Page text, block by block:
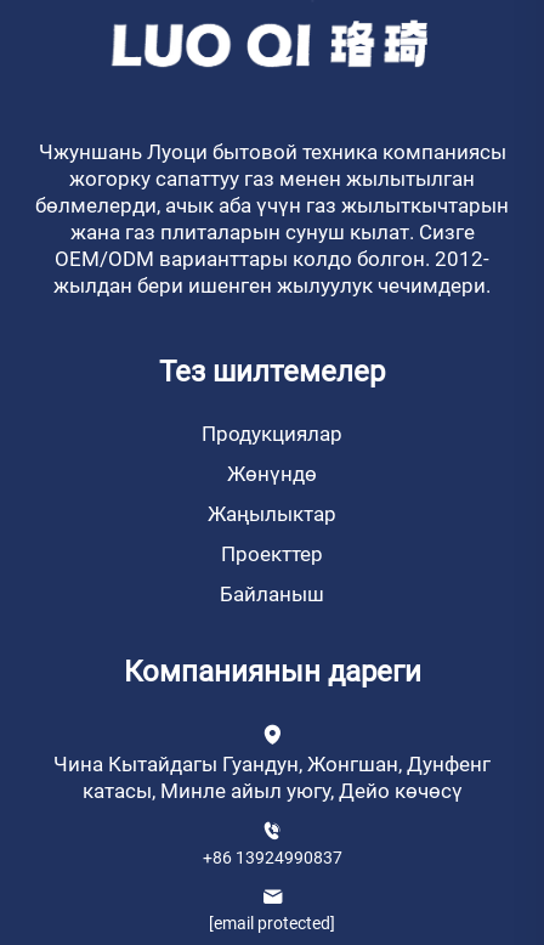
Чжуншань Луоци бытовой техника компаниясы
жогорку сапаттуу газ менен жылытылган
бөлмелерди, ачык аба үчүн газ жылыткычтарын
жана газ плиталарын сунуш кылат. Сизге
OEM/ODM варианттары колдо болгон. 2012-
жылдан бери ишенген жылуулук чечимдери.
Тез шилтемелер
Продукциялар
Жөнүндө
Жаңылыктар
Проекттер
Байланыш
Компаниянын дареги
Чина Кытайдагы Гуандун, Жонгшан, Дунфенг
катасы, Минле айыл уюгу, Дейо көчөсү
+86 13924990837
[email protected]